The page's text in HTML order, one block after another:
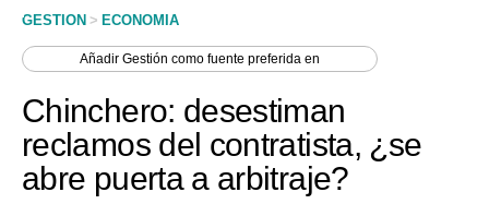
Economía
Mercados
GESTION > ECONOMIA
AñadirGestión como fuente preferida en
Chinchero: desestiman
reclamos del contratista, ¿se
abre puerta a arbitraje?